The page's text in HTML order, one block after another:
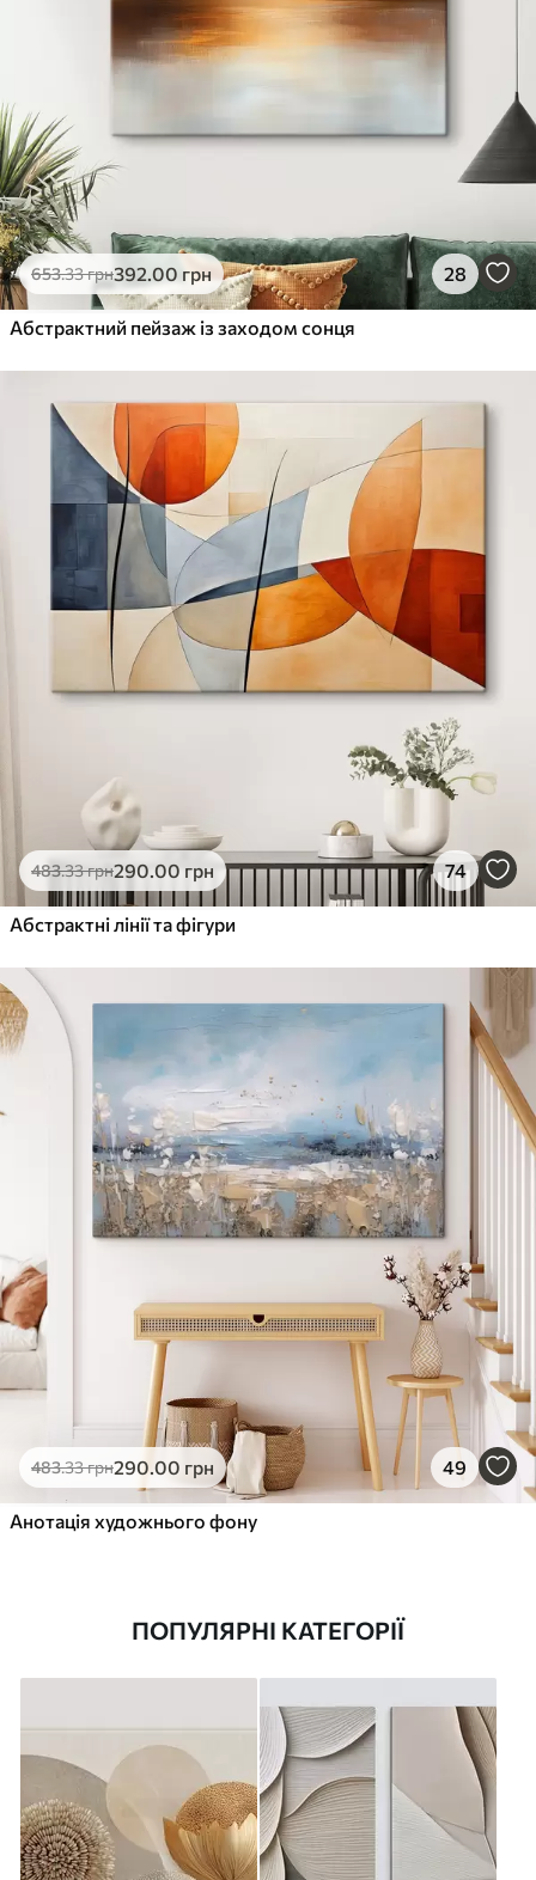
653.33грн392.00 грн 28
Абстрактний пейзаж із заходом сонця
483.33грн290.00 грн 74
Абстрактні лінії та фігури
483.33грн290.00 грн 49
Анотація художнього фону
ПОПУЛЯРНІ КАТЕГОРІЇ